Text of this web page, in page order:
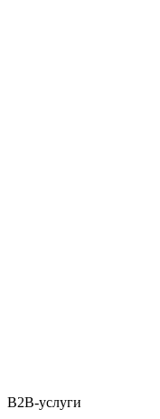
B2B-услуги